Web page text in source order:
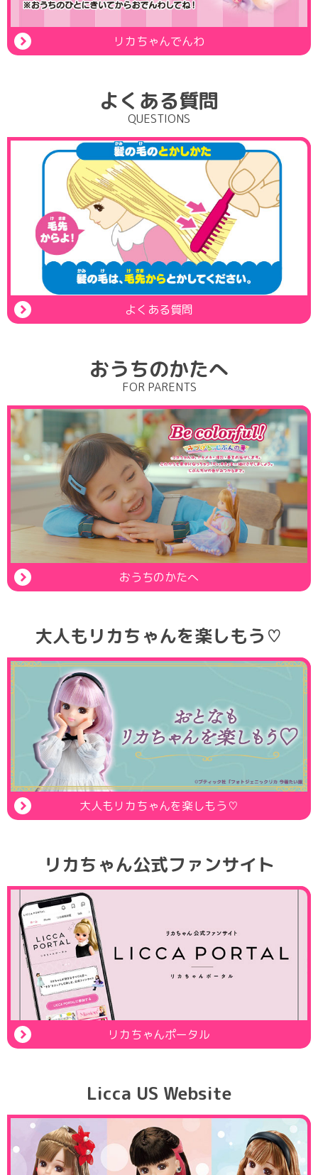
リカちゃんでんわ
よくある質問
QUESTIONS
よくある質問
おうちのかたへ
FOR PARENTS
おうちのかたへ
大人もリカちゃんを楽しもう♡
大人もリカちゃんを楽しもう♡
リカちゃん公式ファンサイト
リカちゃんポータル
Licca US Website